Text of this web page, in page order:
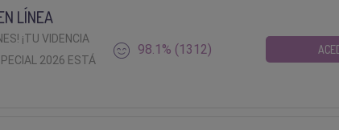
LÍNEA
¡TU VIDENCIA
2026 ESTÁ
98.1% (1312)